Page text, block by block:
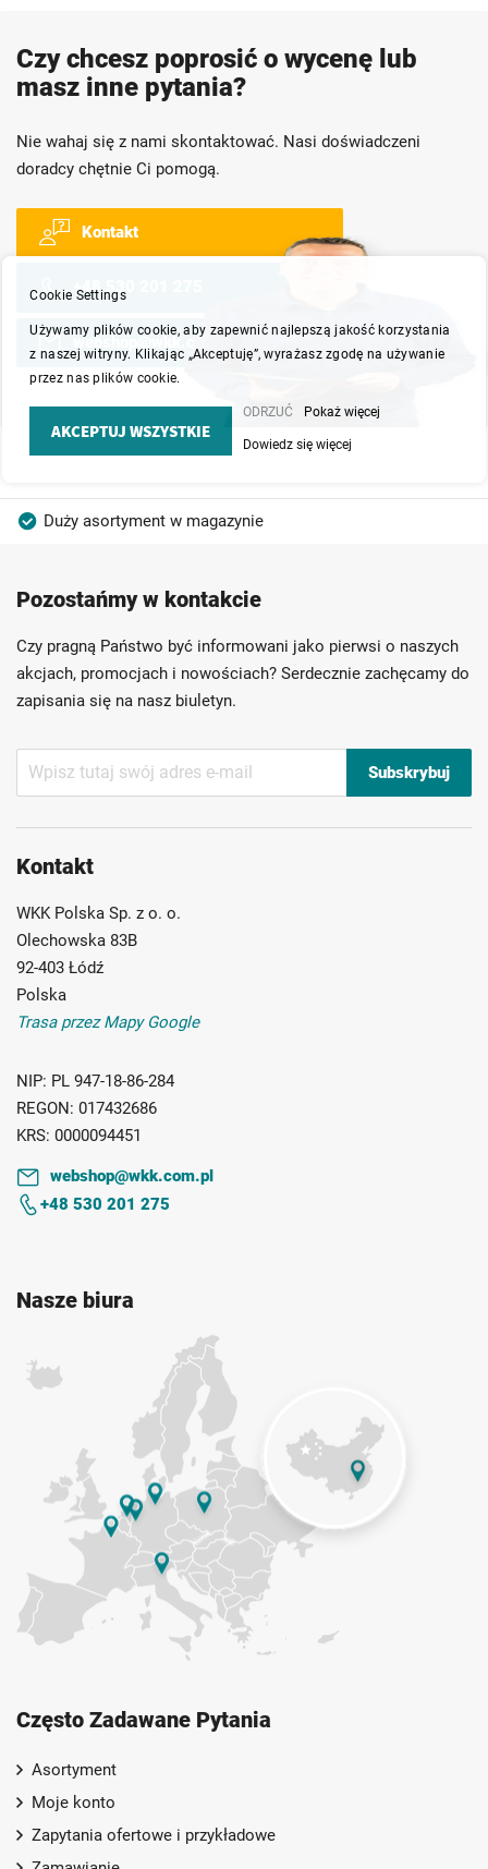
Czy chcesz poprosić o wycenę lub
masz inne pytania?
Nie wahaj się z nami skontaktować. Nasi doświadczeni
doradcy chętnie Ci pomogą.
Kontakt
+48 530 201 275
webshop@wkk.com.pl
Duży asortyment w magazynie
Szybka dostawa
Indywidualni doradcy
Ponad 40 lat doświadczenia
Możliwość własnego etykietowania
Pozostańmy w kontakcie
Czy pragną Państwo być informowani jako pierwsi o naszych
akcjach, promocjach i nowościach? Serdecznie zachęcamy do
zapisania się na nasz biuletyn.
Subskrybuj
nasz
Subskrybuj
Kontakt
WKK Polska Sp. z o. o.
Olechowska 83B
92-403 Łódź
Polska
Trasa przez Mapy Google
NIP: PL 947-18-86-284
REGON: 017432686
KRS: 0000094451
webshop@wkk.com.pl
+48 530 201 275
Nasze biura
Często Zadawane Pytania
Asortyment
Moje konto
Zapytania ofertowe i przykładowe
Cookie Settings
Używamy plików cookie, aby zapewnić najlepszą jakość korzystania
z naszej witryny. Klikając „Akceptuję”, wyrażasz zgodę na używanie
przez nas plików cookie.
AKCEPTUJ WSZYSTKIE
ODRZUĆ Pokaż więcej
Dowiedz się więcej